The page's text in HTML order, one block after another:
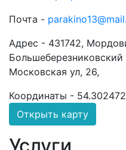
Почта -
Адрес - 431742,
Московская ул, 26,
Координаты -
Открыть карту